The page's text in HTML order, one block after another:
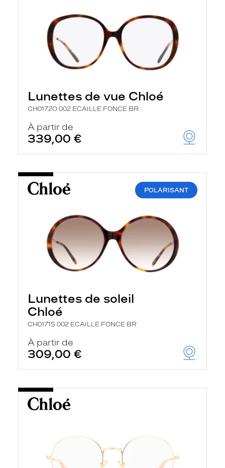
Lunettes de vue Chloé
CH0172O 002 ECAILLE FONCE BR
À partir de
339,00 €
POLARISANT
Lunettes de soleil
Chloé
CH0171S 002 ECAILLE FONCE BR
À partir de
309,00 €